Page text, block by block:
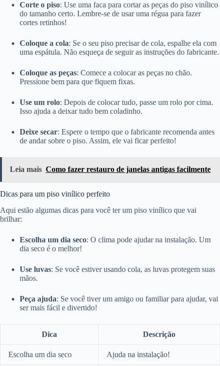
Corte o piso: Use uma faca para cortar as peças do piso vinílico
do tamanho certo. Lembre-se de usar uma régua para fazer
cortes retinhos!
Coloque a cola: Se o seu piso precisar de cola, espalhe ela com
uma espátula. Não esqueça de seguir as instruções do fabricante.
Coloque as peças: Comece a colocar as peças no chão.
Pressione bem para que fiquem fixas.
Use um rolo: Depois de colocar tudo, passe um rolo por cima.
Isso ajuda a deixar tudo bem coladinho.
Deixe secar: Espere o tempo que o fabricante recomenda antes
de andar sobre o piso. Assim, ele vai ficar perfeito!
Leia mais Como fazer restauro de janelas antigas facilmente
Dicas para um piso vinílico perfeito
Aqui estão algumas dicas para você ter um piso vinílico que vai
brilhar:
Escolha um dia seco: O clima pode ajudar na instalação. Um
dia seco é o melhor!
Use luvas: Se você estiver usando cola, as luvas protegem suas
mãos.
Peça ajuda: Se você tiver um amigo ou familiar para ajudar, vai
ser mais fácil e divertido!
Dica Descrição
Escolha um dia seco Ajuda na instalação!